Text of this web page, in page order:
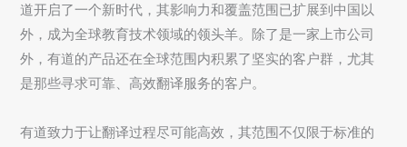
道开启了一个新时代，其影响力和覆盖范围已扩展到中国以
外，成为全球教育技术领域的领头羊。除了是一家上市公司
外，有道的产品还在全球范围内积累了坚实的客户群，尤其
是那些寻求可靠、高效翻译服务的客户。
有道致力于让翻译过程尽可能高效，其范围不仅限于标准的